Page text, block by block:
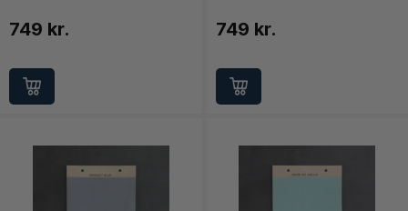
749 kr. 749 kr.